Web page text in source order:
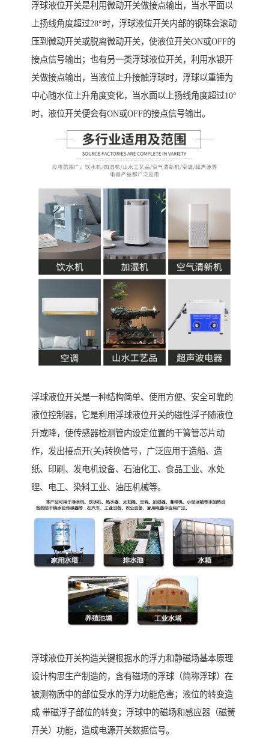
浮球液位开关是利用微动开关做接点输出，当水平面以
上扬线角度超过28°时，浮球液位开关内部的钢珠会滚动
压到微动开关或脱离微动开关，使液位开关ON或OFF的
接点信号输出；也有另一类浮球液位开关，利用水银开
关做接点输出，当液位上升接触浮球时，浮球以重锤为
中心随水位上升角度变化，当水面以上扬线角度超过10°
时，液位开关便会有ON或OFF的接点信号输出。
浮球液位开关是一种结构简单、使用方便、安全可靠的
液位控制器，它是利用浮球液位开关的磁性浮子随液位
升或降，使传感器检测管内设定位置的干簧管芯片动
作，发出接点开(关)转换信号，广泛应用于造船、造
纸、印刷、发电机设备、石油化工、食品工业、水处
理、电工、染料工业、油压机械等。
浮球液位开关构造关键根据水的浮力和静磁场基本原理
设计构思生产制造的，含有磁场的浮球（简称浮球）在
被测物质中的部位受水的浮力功能危害；液位的转变造
成 带磁浮子部位的转变；浮球中的磁场和感应器（磁簧
开关）功能，造成电源开关数据信号。